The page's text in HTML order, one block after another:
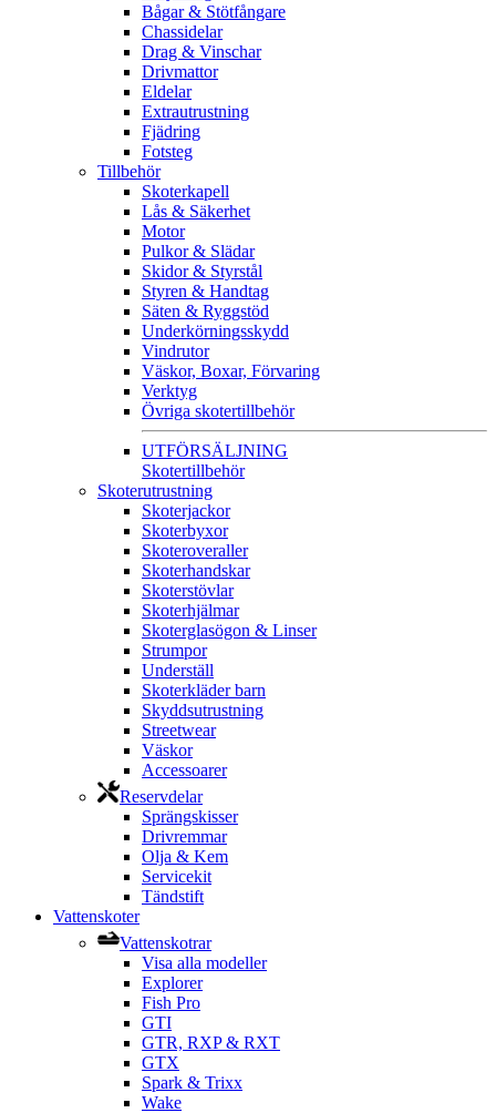
Bågar & Stötfångare
Chassidelar
Drag & Vinschar
Drivmattor
Eldelar
Extrautrustning
Fjädring
Fotsteg
Tillbehör
Skoterkapell
Lås & Säkerhet
Motor
Pulkor & Slädar
Skidor & Styrstål
Styren & Handtag
Säten & Ryggstöd
Underkörningsskydd
Vindrutor
Väskor, Boxar, Förvaring
Verktyg
Övriga skotertillbehör
UTFÖRSÄLJNING
Skotertillbehör
Skoterutrustning
Skoterjackor
Skoterbyxor
Skoteroveraller
Skoterhandskar
Skoterstövlar
Skoterhjälmar
Skoterglasögon & Linser
Strumpor
Underställ
Skoterkläder barn
Skyddsutrustning
Streetwear
Väskor
Accessoarer
Reservdelar
Sprängskisser
Drivremmar
Olja & Kem
Servicekit
Tändstift
Vattenskoter
Vattenskotrar
Visa alla modeller
Explorer
Fish Pro
GTI
GTR, RXP & RXT
GTX
Spark & Trixx
Wake